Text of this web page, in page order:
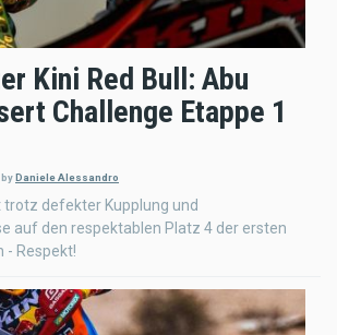
Kini Red Bull: Abu
Challenge Etappe 1
byDaniele Alessandro
trotz defekter Kupplung und
auf den respektablen Platz 4 der ersten
- Respekt!